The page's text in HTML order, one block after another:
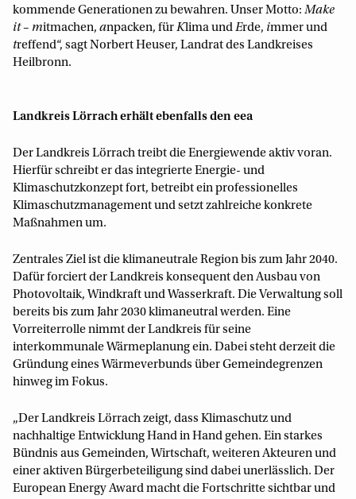
kommende Generationen zu bewahren. Unser Motto: Make
it– mitmachen, anpacken, fürKlima undErde, immer und
treffend“, sagt Norbert Heuser, Landrat des Landkreises
Heilbronn.
Landkreis Lörrach erhält ebenfalls den eea
Der Landkreis Lörrach treibt die Energiewende aktiv voran.
Hierfür schreibt er das integrierte Energie- und
Klimaschutzkonzept fort, betreibt ein professionelles
Klimaschutzmanagement und setzt zahlreiche konkrete
Maßnahmen um.
Zentrales Ziel ist die klimaneutrale Region bis zum Jahr 2040.
Dafür forciert der Landkreis konsequent den Ausbau von
Photovoltaik, Windkraft und Wasserkraft. Die Verwaltung soll
bereits bis zum Jahr 2030 klimaneutral werden. Eine
Vorreiterrolle nimmt der Landkreis für seine
interkommunale Wärmeplanung ein. Dabei steht derzeit die
Gründung eines Wärmeverbunds über Gemeindegrenzen
hinweg im Fokus.
„Der Landkreis Lörrach zeigt, dass Klimaschutz und
nachhaltige Entwicklung Hand in Hand gehen. Ein starkes
Bündnis aus Gemeinden, Wirtschaft, weiteren Akteuren und
einer aktiven Bürgerbeteiligung sind dabei unerlässlich. Der
European Energy Award macht die Fortschritte sichtbar und